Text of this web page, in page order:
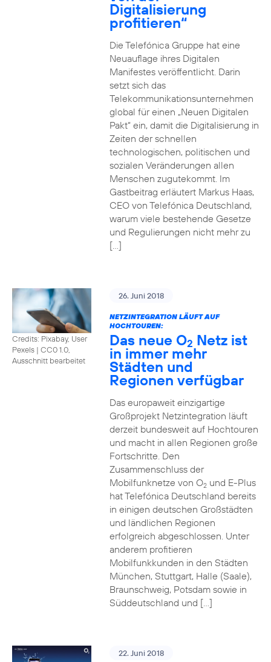
Digitalisierung
profitieren“
Die Telefónica Gruppe hat eine
Neuauflage ihres Digitalen
Manifestes veröffentlicht. Darin
setzt sich das
Telekommunikationsunternehmen
global für einen „Neuen Digitalen
Pakt“ ein, damit die Digitalisierung in
Zeiten der schnellen
technologischen, politischen und
sozialen Veränderungen allen
Menschen zugutekommt. Im
Gastbeitrag erläutert Markus Haas,
CEO von Telefónica Deutschland,
warum viele bestehende Gesetze
und Regulierungen nicht mehr zu
[…]
Credits: Pixabay, User
Pexels | CC0 1.0,
Ausschnitt bearbeitet
26. Juni 2018
NETZINTEGRATION LÄUFT AUF
HOCHTOUREN:
Das neue O2 Netz ist
in immer mehr
Städten und
Regionen verfügbar
Das europaweit einzigartige
Großprojekt Netzintegration läuft
derzeit bundesweit auf Hochtouren
und macht in allen Regionen große
Fortschritte. Den
Zusammenschluss der
Mobilfunknetze von O2und E-Plus
hat Telefónica Deutschland bereits
in einigen deutschen Großstädten
und ländlichen Regionen
erfolgreich abgeschlossen. Unter
anderem profitieren
Mobilfunkkunden in den Städten
München, Stuttgart, Halle (Saale),
Braunschweig, Potsdam sowie in
Süddeutschland und […]
22. Juni 2018